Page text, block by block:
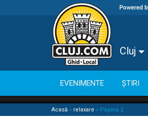
Cluj
EVENIMENTE ȘTIRI
Acasă » relaxare » Pagina 2